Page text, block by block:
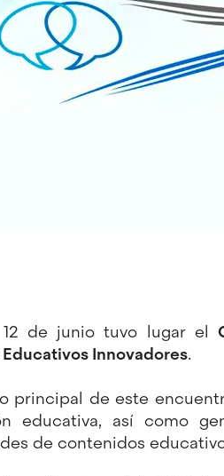
de junio tuvo lugar el
Educativos Innovadores.
principal de este
educativa, así como
de contenidos